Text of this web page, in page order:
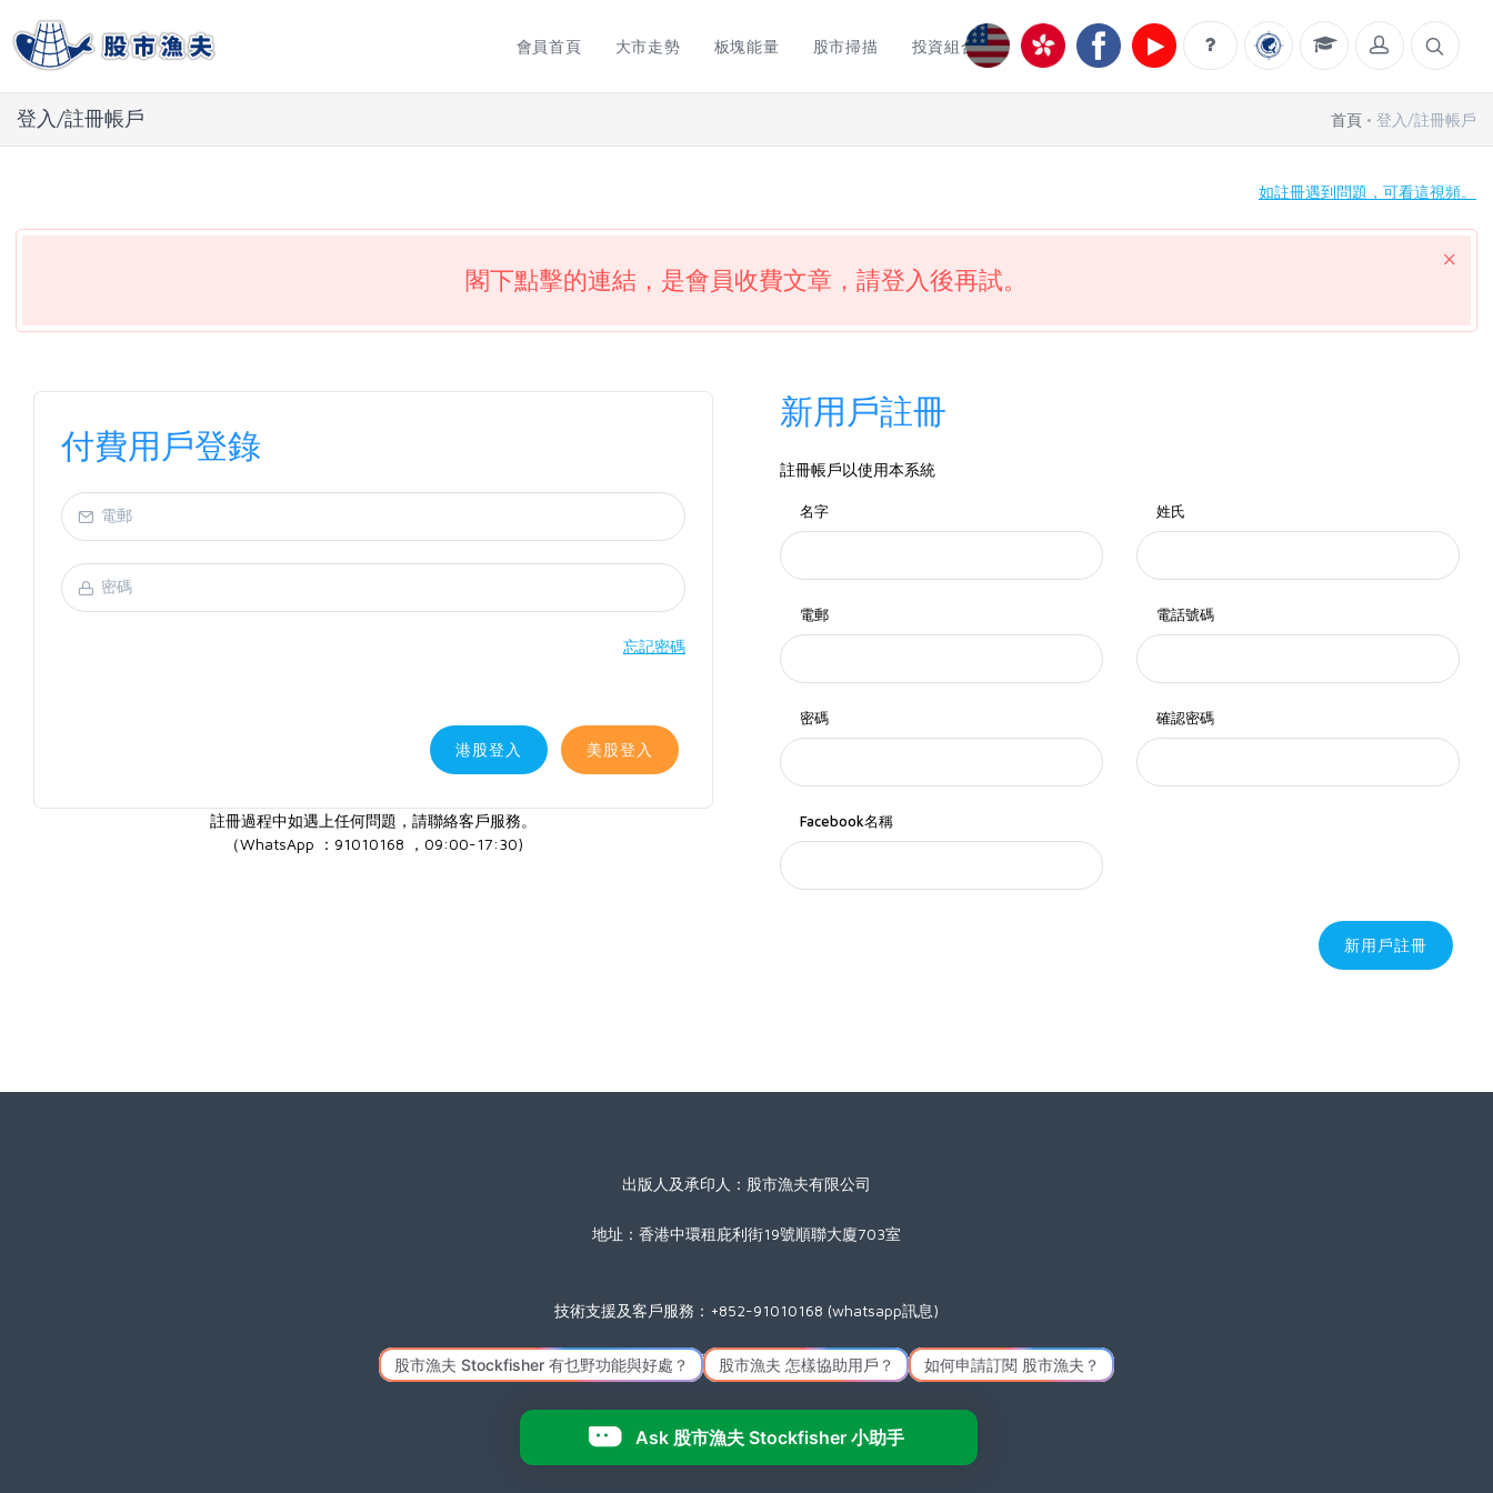
會員首頁 大市走勢 板塊能量 股市掃描 投資組合
登入/註冊帳戶 首頁 登入/註冊帳戶
如註冊遇到問題，可看這視頻。
閣下點擊的連結，是會員收費文章，請登入後再試。
付費用戶登錄
忘記密碼
港股登入 美股登入
註冊過程中如遇上任何問題，請聯絡客戶服務。
（WhatsApp ：91010168 ，09:00-17:30)
新用戶註冊
註冊帳戶以使用本系統
名字 姓氏
電郵 電話號碼
密碼 確認密碼
Facebook名稱
新用戶註冊
出版人及承印人：股市漁夫有限公司
地址：香港中環租庇利街19號順聯大廈703室
技術支援及客戶服務：+852-91010168 (whatsapp訊息)
星期一至五(公眾假期除外) 09:00 至 17:30
Icon made byFreepikfromwww.flaticon.com